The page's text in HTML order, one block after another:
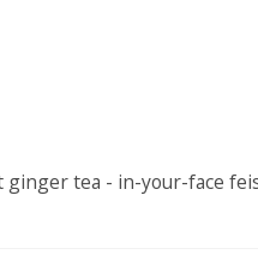
ginger tea - in-your-face